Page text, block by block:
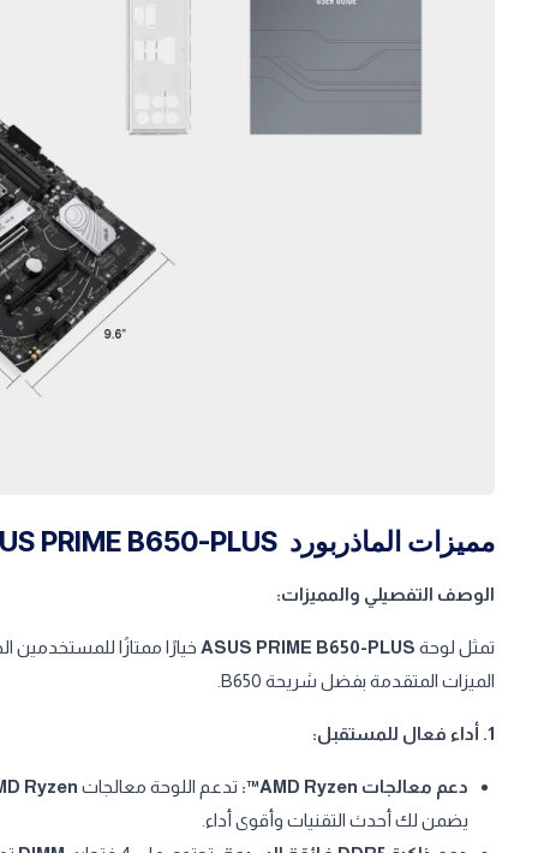
مميزات الماذربورد ASUS PRIME B650-PLUS
الوصف التفصيلي والمميزات:
تمثل لوحة ASUS PRIME B650-PLUS خيارًا ممتازًا
الميزات المتقدمة بفضل شريحة B650.
1. أداء فعال للمستقبل:
دعم معالجات AMD Ryzen™: تدعم اللوحة معالجات Ryzen™
يضمن لك أحدث التقنيات وأقوى أداء.